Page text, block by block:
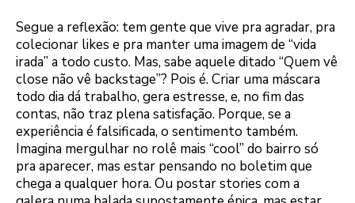
Segue a reflexão: tem gente que vive pra agradar, pra
colecionar likes e pra manter uma imagem de “vida
irada” a todo custo. Mas, sabe aquele ditado “Quem vê
close não vê backstage”? Pois é. Criar uma máscara
todo dia dá trabalho, gera estresse, e, no fim das
contas, não traz plena satisfação. Porque, se a
experiência é falsificada, o sentimento também.
Imagina mergulhar no rolê mais “cool” do bairro só
pra aparecer, mas estar pensando no boletim que
chega a qualquer hora. Ou postar stories com a